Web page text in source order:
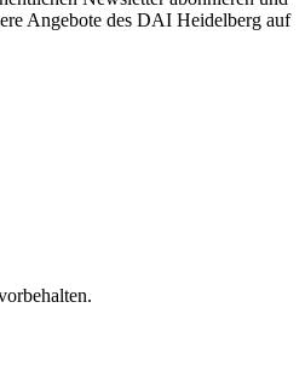
Angebote des DAI Heidelberg auf